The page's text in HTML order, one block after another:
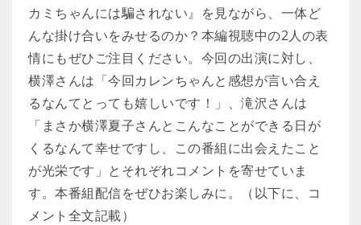
カミちゃんには騙されない』を見ながら、一体ど
んな掛け合いをみせるのか？本編視聴中の2人の表
情にもぜひご注目ください。今回の出演に対し、
横澤さんは「今回カレンちゃんと感想が言い合え
るなんてとっても嬉しいです！」、滝沢さんは
「まさか横澤夏子さんとこんなことができる日が
くるなんて幸せですし、この番組に出会えたこと
が光栄です」とそれぞれコメントを寄せていま
す。本番組配信をぜひお楽しみに。（以下に、コ
メント全文記載）